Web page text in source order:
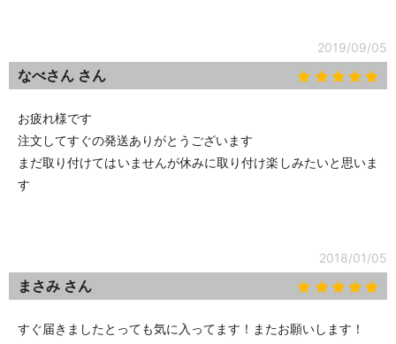
2019/09/05
なべさん さん
お疲れ様です
注文してすぐの発送ありがとうございます
まだ取り付けてはいませんが休みに取り付け楽しみたいと思いま
す
2018/01/05
まさみ さん
すぐ届きましたとっても気に入ってます！またお願いします！